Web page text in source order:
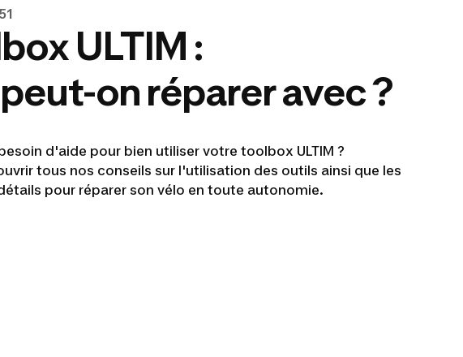
ULTIM :
on réparer avec ?
d'aide pour bien utiliser votre toolbox ULTIM ?
tous nos conseils sur l'utilisation des outils ainsi que les
pour réparer son vélo en toute autonomie.